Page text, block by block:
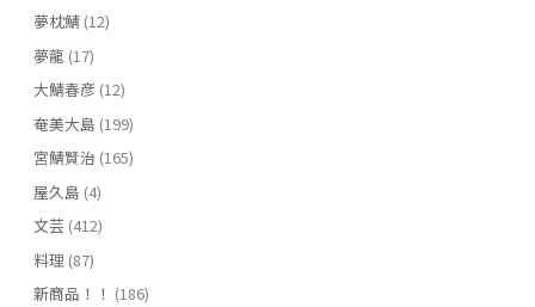
夢枕鯖(12)
夢龍 (17)
大鯖春彦 (12)
奄美大島 (199)
宮鯖賢治 (165)
屋久島 (4)
文芸 (412)
料理(87)
新商品！！ (186)